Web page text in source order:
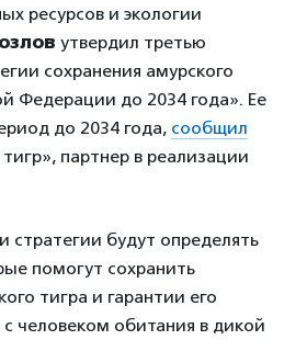
ресурсов и экологии
утвердил третью
сохранения амурского
Федерации до 2034 года». Ее
до 2034 года, сообщил
партнер в реализации
стратегии будут определять
помогут сохранить
тигра и гарантии его
человеком обитания в дикой